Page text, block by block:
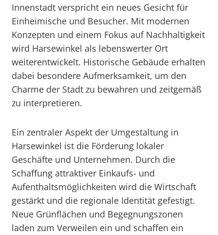
Innenstadt verspricht ein neues Gesicht für
Einheimische und Besucher. Mit modernen
Konzepten und einem Fokus auf Nachhaltigkeit
wird Harsewinkel als lebenswerter Ort
weiterentwickelt. Historische Gebäude erhalten
dabei besondere Aufmerksamkeit, um den
Charme der Stadt zu bewahren und zeitgemäß
zu interpretieren.
Ein zentraler Aspekt der Umgestaltung in
Harsewinkel ist die Förderung lokaler
Geschäfte und Unternehmen. Durch die
Schaffung attraktiver Einkaufs- und
Aufenthaltsmöglichkeiten wird die Wirtschaft
gestärkt und die regionale Identität gefestigt.
Neue Grünflächen und Begegnungszonen
laden zum Verweilen ein und schaffen ein